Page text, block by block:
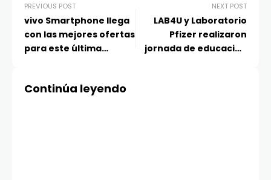
PREVIOUS POST
vivo Smartphone llega
con las mejores ofertas
para este última
NEXT POST
LAB4U y Laboratorio
Pfizer realizaron
jornada de educación
Continúa leyendo